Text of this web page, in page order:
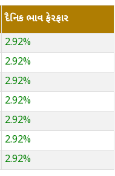
દૈનિક ભાવ ફેરફાર
2.92%
2.92%
2.92%
2.92%
2.92%
2.92%
2.92%